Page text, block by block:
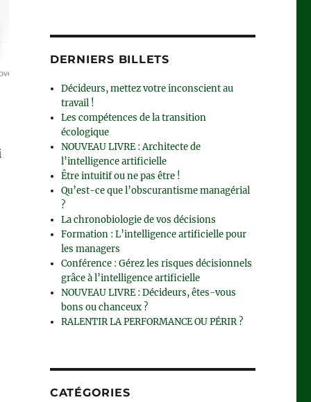
DERNIERS BILLETS
Décideurs, mettez votre inconscient au
travail !
Les compétences de la transition
écologique
NOUVEAU LIVRE : Architecte de
l’intelligence artificielle
Être intuitif ou ne pas être !
Qu’est-ce que l’obscurantisme managérial
?
La chronobiologie de vos décisions
Formation : L’intelligence artificielle pour
les managers
Conférence : Gérez les risques décisionnels
grâce à l’intelligence artificielle
NOUVEAU LIVRE : Décideurs, êtes-vous
bons ou chanceux ?
RALENTIR LA PERFORMANCE OU PÉRIR ?
CATÉGORIES